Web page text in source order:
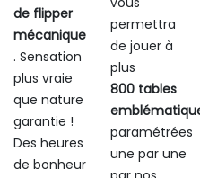
de flipper
mécanique
. Sensation
plus vraie
que nature
garantie !
Des heures
de bonheur
permettra
de jouer à
plus
800 tables
paramétrées
une par une